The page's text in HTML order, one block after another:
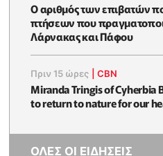
Ο αριθμός των επιβατών
πτήσεων που
Λάρνακας και Πάφου
Πριν 15 ώρες |CBN
Miranda Tringis of Cyherbia
to return to nature for our
ΟΛΕΣ ΟΙ ΕΙΔΗΣΕΙΣ